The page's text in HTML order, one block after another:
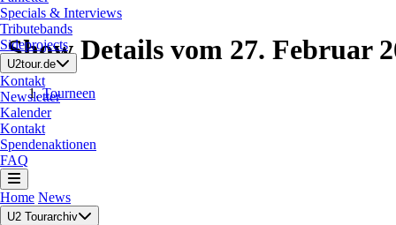
Specials & Interviews
Tributebands
Sideprojects
U2tour.de
Kontakt
Newsletter
Kalender
Kontakt
Spendenaktionen
FAQ
Home News
U2 Tourarchiv
Show Details vom 27. Februar
Tourneen